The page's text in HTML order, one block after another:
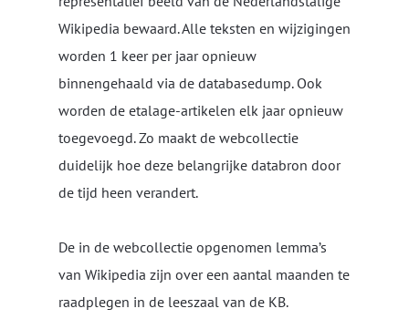
Wikipedia bewaard. Alle teksten en wijzigingen
worden 1 keer per jaar opnieuw
binnengehaald via de databasedump. Ook
worden de etalage-artikelen elk jaar opnieuw
toegevoegd. Zo maakt de webcollectie
duidelijk hoe deze belangrijke databron door
de tijd heen verandert.
De in de webcollectie opgenomen lemma’s
van Wikipedia zijn over een aantal maanden te
raadplegen in de leeszaal van de KB.